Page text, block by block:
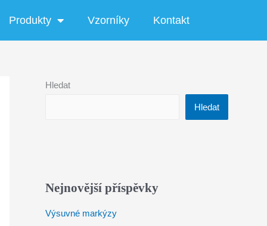
Produkty Vzorníky Kontakt
Hledat
Hledat
Nejnovější příspěvky
Výsuvné markýzy